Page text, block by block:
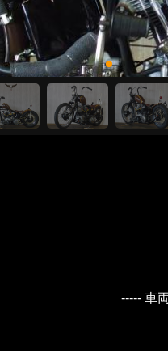
----- 車